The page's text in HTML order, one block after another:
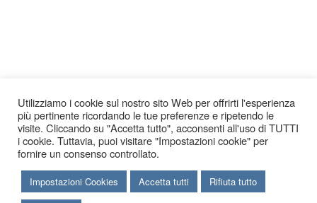
Utilizziamo i cookie sul nostro sito Web per offrirti l'esperienza
più pertinente ricordando le tue preferenze e ripetendo le
visite. Cliccando su "Accetta tutto", acconsenti all'uso di TUTTI
i cookie. Tuttavia, puoi visitare "Impostazioni cookie" per
fornire un consenso controllato.
Impostazioni Cookies Accetta tutti Rifiuta tutto